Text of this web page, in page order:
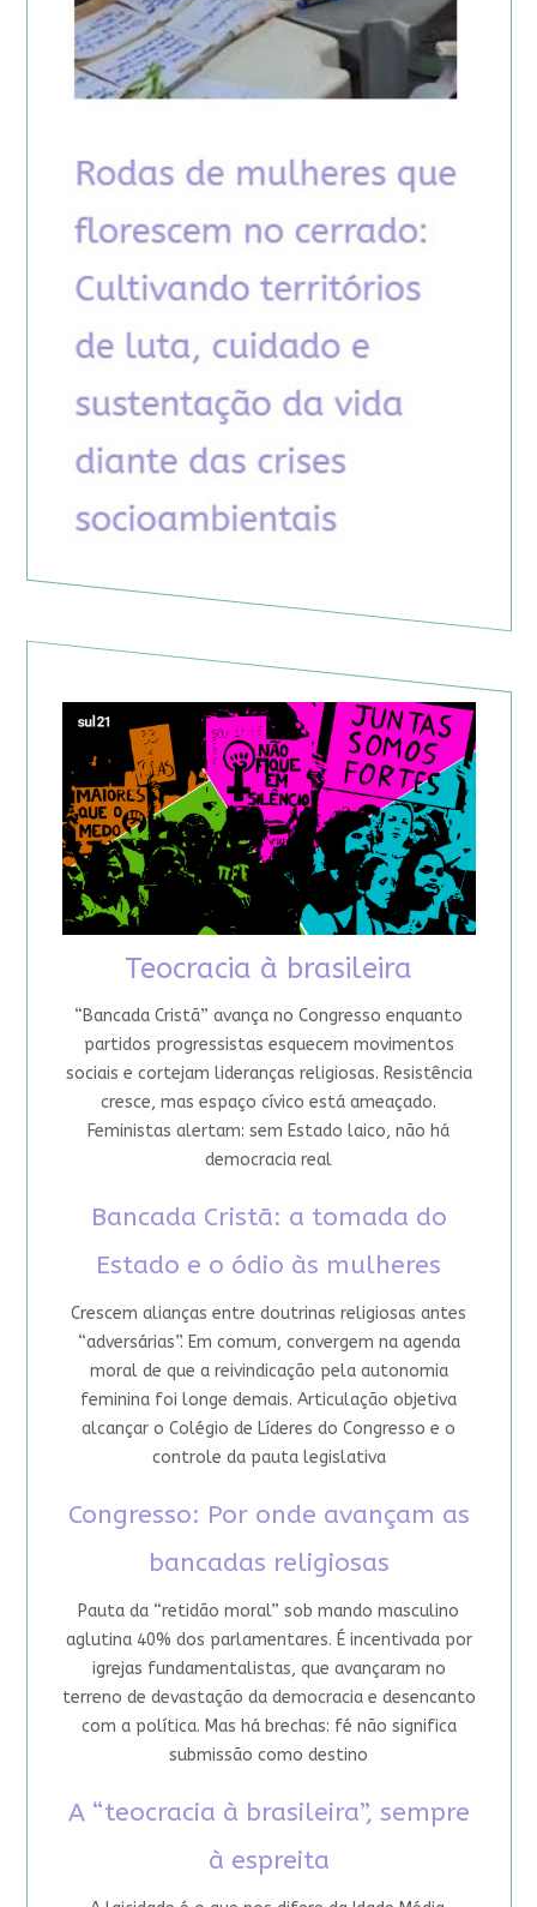
Teocracia à brasileira
“Bancada Cristã” avança no Congresso enquanto
partidos progressistas esquecem movimentos
sociais e cortejam lideranças religiosas. Resistência
cresce, mas espaço cívico está ameaçado.
Feministas alertam: sem Estado laico, não há
democracia real
Bancada Cristã: a tomada do
Estado e o ódio às mulheres
Crescem alianças entre doutrinas religiosas antes
“adversárias”. Em comum, convergem na agenda
moral de que a reivindicação pela autonomia
feminina foi longe demais. Articulação objetiva
alcançar o Colégio de Líderes do Congresso e o
controle da pauta legislativa
Congresso: Por onde avançam as
bancadas religiosas
Pauta da “retidão moral” sob mando masculino
aglutina 40% dos parlamentares. É incentivada por
igrejas fundamentalistas, que avançaram no
terreno de devastação da democracia e desencanto
com a política. Mas há brechas: fé não significa
submissão como destino
A “teocracia à brasileira”, sempre
à espreita